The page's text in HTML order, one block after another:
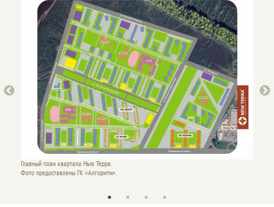
Главный план квартала Нью Терра.
Фото предоставлены ГК «Алгоритм».